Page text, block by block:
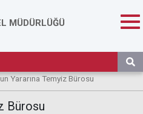
MÜDÜRLÜĞÜ
Yararına Temyiz Bürosu
Bürosu